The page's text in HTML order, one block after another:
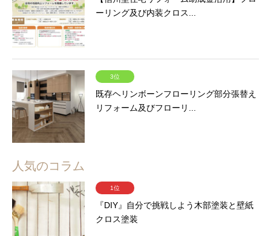
ーリング及び内装クロス...
3位
既存ヘリンボーンフローリング部分張替え
リフォーム及びフローリ...
人気のコラム
1位
『DIY』自分で挑戦しよう木部塗装と壁紙
クロス塗装